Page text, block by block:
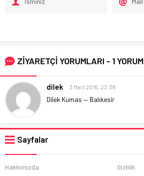
ZİYARETÇİ YORUMLARI - 1 YORUM
dilek 3 Mart 2016, 22:38
Dilek Kumas — Balıkesir
Sayfalar
Hakkımızda Gizlilik